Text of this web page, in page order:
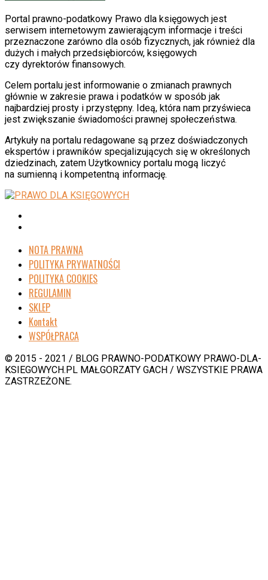
Portal prawno-podatkowy Prawo dla księgowych jest
serwisem internetowym zawierającym informacje i treści
przeznaczone zarówno dla osób fizycznych, jak również dla
dużych i małych przedsiębiorców, księgowych
czy dyrektorów finansowych.
Celem portalu jest informowanie o zmianach prawnych
głównie w zakresie prawa i podatków w sposób jak
najbardziej prosty i przystępny. Ideą, która nam przyświeca
jest zwiększanie świadomości prawnej społeczeństwa.
Artykuły na portalu redagowane są przez doświadczonych
ekspertów i prawników specjalizujących się w określonych
dziedzinach, zatem Użytkownicy portalu mogą liczyć
na sumienną i kompetentną informację.
NOTA PRAWNA
POLITYKA PRYWATNOŚCI
POLITYKA COOKIES
REGULAMIN
SKLEP
Kontakt
WSPÓŁPRACA
© 2015 - 2021 / BLOG PRAWNO-PODATKOWY PRAWO-DLA-
KSIEGOWYCH.PL MAŁGORZATY GACH / WSZYSTKIE PRAWA
ZASTRZEŻONE.